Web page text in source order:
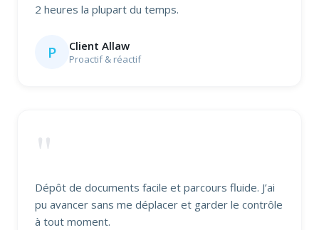
2 heures la plupart du temps.
P Client Allaw
Proactif & réactif
"
Dépôt de documents facile et parcours fluide. J’ai
pu avancer sans me déplacer et garder le contrôle
à tout moment.